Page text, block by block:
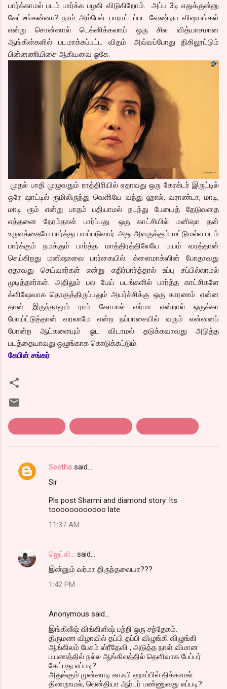
பார்க்காமல் படம் பார்க்க பழகி விடுகிறோம். அப்ப 3டி எதுக்குன்னு
கேட்டீங்கன்னா? நாம் அம்பேல். பாராட்டப்பட வேண்டிய விஷயங்கள்
என்று சொன்னால் டெக்னிக்கலாய் ஒரு சில வித்யாசமான
ஆங்கிள்களில் படமாக்கப்பட்ட விதம். அவ்வப்போது திகிலூட்டும்
பின்னணியிசை ஆகியவை ஓகே.
முதல் பாதி முழுவதும் ராத்திரியில் ஏதாவது ஒரு கேரக்டர் இருட்டில்
ஒரே ஷாட்டில் ரூமிலிருந்து வெளியே வந்து ஹால், வராண்டா, மாடி,
மாடி ரூம் என்று பாதம் பதியாமல் நடந்து பேயைத் தேடுவதை
எத்தனை நேரம்தான் பார்ப்பது. ஒரு காட்சியில் மனிஷா தன்
உருவத்தையே பார்த்து பயப்படுவார். அது அவருக்கும் மட்டுமல்ல படம்
பார்க்கும் நமக்கும் பார்த்த மாத்திரத்திலேயே பயம் வரத்தான்
செய்கிறது மனிஷாவை பார்கையில். க்ளைமாக்ஸின் போதாவது
ஏதாவது செய்வார்கள் என்று எதிர்பார்த்தால் உப்பு சப்பில்லாமல்
முடித்தார்கள். அதிலும் பல பேய் படங்களில் பார்த்த காட்சிகளே
க்ளிஷேவாக தொகுத்திருப்பதும் அயர்ச்சிக்கு ஒரு காரணம். என்ன
தான் இருந்தாலும் ராம் கோபால் வர்மா என்றால் ஒருக்கா
போய்ட்டுத்தான் வரலாமே என்ற நப்பாசையில் வரும் என்னைப்
போன்ற ஆட்களையும் ஓட விடாமல் தடுக்கவாவது அடுத்த
படத்தையாவது ஒழுங்காக கொடுக்கட்டும்.
கேபிள் சங்கர்
C
t
Seetha said…
Sir
Pls post Sharmi and diamond story. Its
toooooooooooo late
11:37 AM
ஜெட்லி...
said…
இன்னும் வர்மா திருந்தலையா???
1:42 PM
Anonymous said…
இங்கிலீஷ் விங்கிளிஷ் பற்றி ஒரு சந்தேகம்.
திருமண விழாவில் தப்பி தப்பி விழுங்கி விழுங்கி
ஆங்கிலம் பேசும் ஸ்ரீதேவி , அடுத்த நாள் விமான
பயணத்தில் நல்ல ஆங்கிலத்தில் தெளிவாக பேப்பர்
கேட்பது எப்படி?
அதுக்கும் முன்னாடி காஃபி ஹாப்பில் திக்காமல்
திணறாமல், லென்தியா ஆர்டர் பண்ணுவது எப்படி?